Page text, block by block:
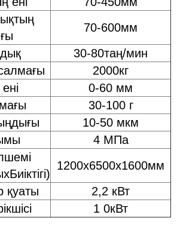
70-600мм
30-80таң/мин
2000кг
0-60 мм
30-100 г
10-50 мкм
4 МПа
1200x6500x1600мм
қуаты
2,2 кВт
1 0кВт